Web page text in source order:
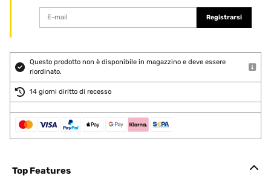
Registrarsi
Questo prodotto non è disponibile in magazzino e deve essere
riordinato.
14 giorni diritto di recesso
Top Features